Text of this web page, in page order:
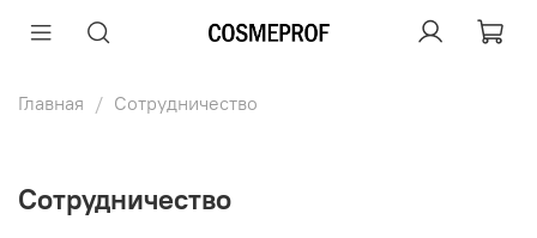
Главная Сотрудничество
Сотрудничество